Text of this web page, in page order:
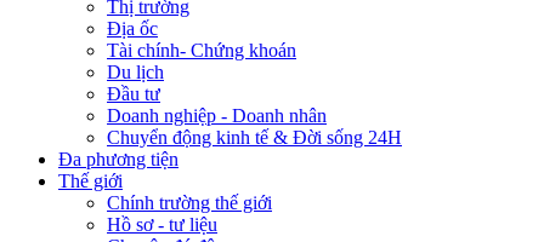
Thị trường
Địa ốc
Tài chính- Chứng khoán
Du lịch
Đầu tư
Doanh nghiệp - Doanh nhân
Chuyển động kinh tế & Đời sống 24H
Đa phương tiện
Thế giới
Chính trường thế giới
Hồ sơ - tư liệu